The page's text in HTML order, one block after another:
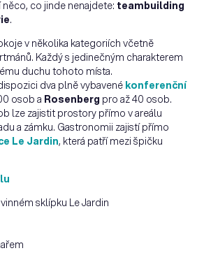
něco, co jinde nenajdete: teambuilding
.
v několika kategoriích včetně
Každý s jedinečným charakterem
duchu tohoto místa.
dva plně vybavené konferenční
osob a Rosenberg pro až 40 osob.
lze zajistit prostory přímo v areálu
a zámku. Gastronomii zajistí přímo
Le Jardin, která patří mezi špičku
sklípku Le Jardin